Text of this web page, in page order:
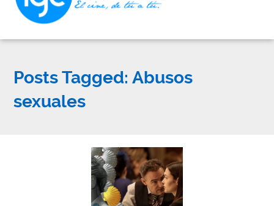
Posts Tagged: Abusos
sexuales